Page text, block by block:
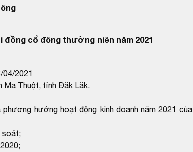
đồng cổ đông thường niên năm 2021
04/2021
Ma Thuột, tỉnh Đăk Lăk.
hướng hoạt động kinh doanh năm 2021 của
soát;